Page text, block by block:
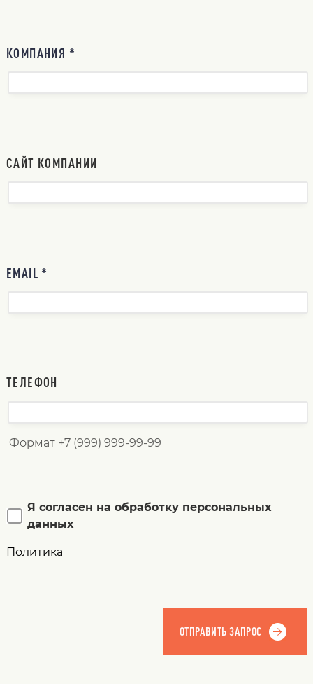
КОМПАНИЯ *
САЙТ КОМПАНИИ
EMAIL *
ТЕЛЕФОН
Формат +7 (999) 999-99-99
Я согласен на обработку персональных
данных
Политика